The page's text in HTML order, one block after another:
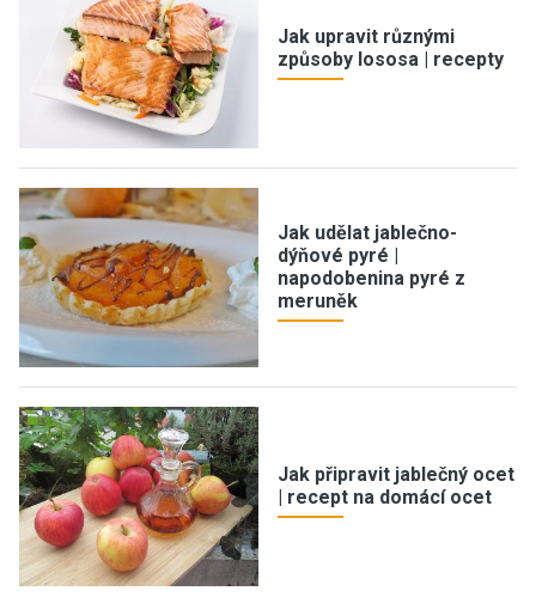
Jak upravit různými
způsoby lososa | recepty
Jak udělat jablečno-
dýňové pyré |
napodobenina pyré z
meruněk
Jak připravit jablečný ocet
| recept na domácí ocet